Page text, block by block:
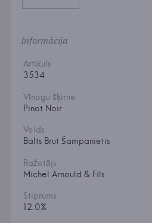
Informācija
Artikuls
3534
Vīnogu šķirne
Pinot Noir
Veids
Balts Brut Šampanietis
Ražotājs
Michel Arnould & Fils
Stiprums
12.0%